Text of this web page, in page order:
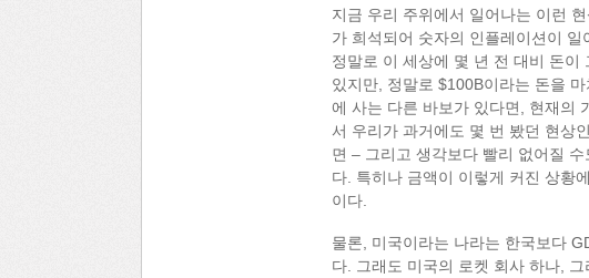
지금 우리 주위에서 일어나는 이런
가 희석되어 숫자의 인플레이션이
정말로 이 세상에 몇 년 전 대비 돈이
있지만, 정말로 $100B이라는 돈을
에 사는 다른 바보가 있다면, 현재의
서 우리가 과거에도 몇 번 봤던 현상
면 – 그리고 생각보다 빨리 없어질
다. 특히나 금액이 이렇게 커진 상황
이다.
물론, 미국이라는 나라는 한국보다
다. 그래도 미국의 로켓 회사 하나,